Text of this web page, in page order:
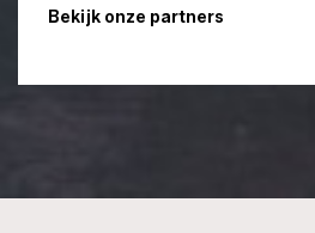
Bekijk onze partners